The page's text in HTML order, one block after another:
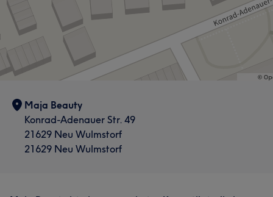
Maja Beauty
Konrad-Adenauer Str. 49
21629 Neu Wulmstorf
21629 Neu Wulmstorf